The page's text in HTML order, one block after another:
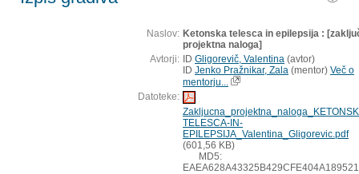
Naslov: Ketonska telesca in epilepsija :
projektna naloga]
Avtorji: ID Gligorevič, Valentina (avtor)
ID Jenko Pražnikar, Zala (mentor) Več o
mentorju...
Datoteke:
TELESCA-IN-
EPILEPSIJA_Valentina_Gligorevic.pdf
(601,56 KB)
MD5: